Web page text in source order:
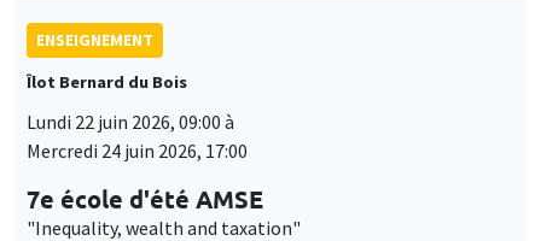
ENSEIGNEMENT
Îlot Bernard du Bois
Lundi 22 juin 2026, 09:00 à
Mercredi 24 juin 2026, 17:00
7e école d'été AMSE
"Inequality, wealth and taxation"